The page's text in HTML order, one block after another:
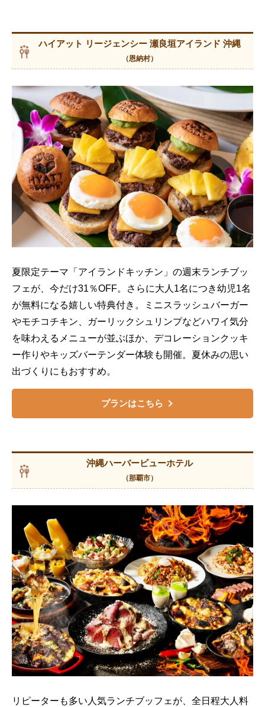
ハイアット リージェンシー 瀬良垣アイランド 沖縄
（恩納村）
夏限定テーマ「アイランドキッチン」の週末ランチブッ
フェが、今だけ31％OFF。さらに大人1名につき幼児1名
が無料になる嬉しい特典付き。ミニスラッシュバーガー
やモチコチキン、ガーリックシュリンプなどハワイ気分
を味わえるメニューが並ぶほか、デコレーションクッキ
ー作りやキッズバーテンダー体験も開催。夏休みの思い
出づくりにもおすすめ。
プランはこちら
沖縄ハーバービューホテル
（那覇市）
リピーターも多い人気ランチブッフェが、全日程大人料